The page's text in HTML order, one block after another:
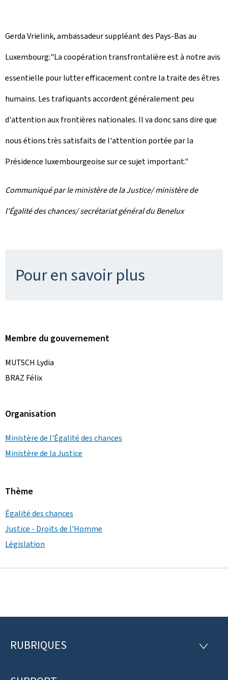
Gerda Vrielink, ambassadeur suppléant des Pays-Bas au
Luxembourg:"La coopération transfrontalière est à notre avis
essentielle pour lutter efficacement contre la traite des êtres
humains. Les trafiquants accordent généralement peu
d'attention aux frontières nationales. Il va donc sans dire que
nous étions très satisfaits de l'attention portée par la
Présidence luxembourgeoise sur ce sujet important."
Communiqué par le ministère de la Justice/ ministère de
l'Égalité des chances/ secrétariat général du Benelux
Pour en savoir plus
Membre du gouvernement
MUTSCH Lydia
BRAZ Félix
Organisation
Ministère de l'Égalité des chances
Ministère de la Justice
Thème
Égalité des chances
Justice - Droits de l'Homme
Législation
P
RUBRIQUES
R